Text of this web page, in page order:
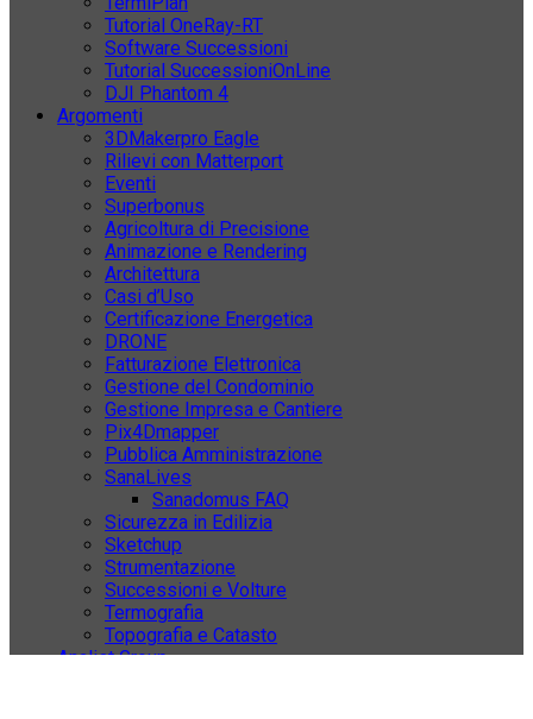
Tutorial OneRay-RT
Software Successioni
Tutorial SuccessioniOnLine
DJI Phantom 4
Argomenti
3DMakerpro Eagle
Rilievi con Matterport
Eventi
Superbonus
Agricoltura di Precisione
Animazione e Rendering
Architettura
Casi d’Uso
Certificazione Energetica
DRONE
Fatturazione Elettronica
Gestione del Condominio
Gestione Impresa e Cantiere
Pix4Dmapper
Pubblica Amministrazione
SanaLives
Sanadomus FAQ
Sicurezza in Edilizia
Sketchup
Strumentazione
Successioni e Volture
Termografia
Topografia e Catasto
Analist Group